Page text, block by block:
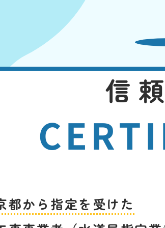
信
都から指定を受けた